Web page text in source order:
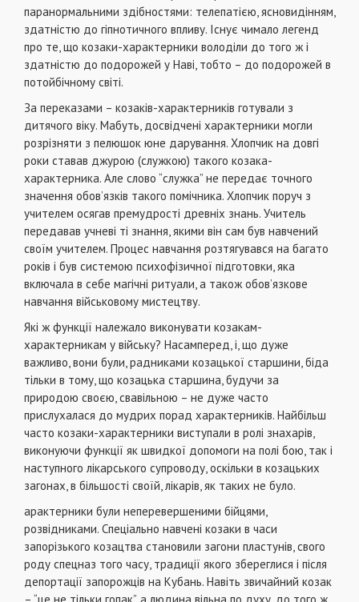
паранормальними здібностями: телепатією, ясновидінням,
здатністю до гіпнотичного впливу. Існує чимало легенд
про те, що козаки-характерники володіли до того ж і
здатністю до подорожей у Наві, тобто – до подорожей в
потойбічному світі.
За переказами – козаків-характерників готували з
дитячого віку. Мабуть, досвідчені характерники могли
розрізняти з пелюшок юне дарування. Хлопчик на довгі
роки ставав джурою (служкою) такого козака-
характерника. Але слово “служка” не передає точного
значення обов’язків такого помічника. Хлопчик поруч з
учителем осягав премудрості древніх знань. Учитель
передавав учневі ті знання, якими він сам був навчений
своїм учителем. Процес навчання розтягувався на багато
років і був системою психофізичної підготовки, яка
включала в себе магічні ритуали, а також обов’язкове
навчання військовому мистецтву.
Які ж функції належало виконувати козакам-
характерникам у війську? Насамперед, і, що дуже
важливо, вони були, радниками козацької старшини, біда
тільки в тому, що козацька старшина, будучи за
природою своєю, свавільною – не дуже часто
прислухалася до мудрих порад характерників. Найбільш
часто козаки-характерники виступали в ролі знахарів,
виконуючи функції як швидкої допомоги на полі бою, так і
наступного лікарського супроводу, оскільки в козацьких
загонах, в більшості своїй, лікарів, як таких не було.
арактерники були неперевершеними бійцями,
розвідниками. Спеціально навчені козаки в часи
запорізького козацтва становили загони пластунів, свого
роду спецназ того часу, традиції якого збереглися і після
депортації запорожців на Кубань. Навіть звичайний козак